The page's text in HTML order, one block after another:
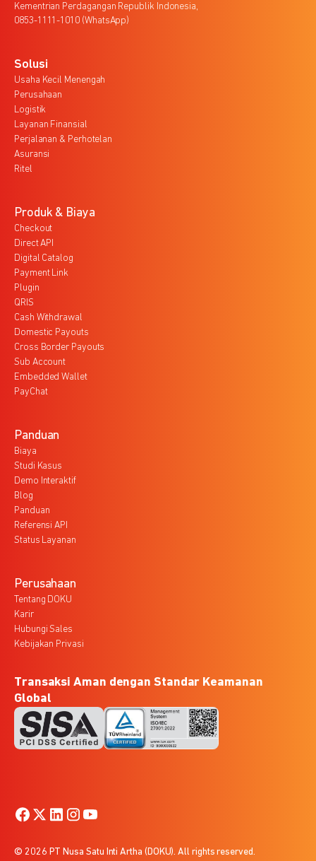
Kementrian Perdagangan Republik Indonesia,
0853-1111-1010 (WhatsApp)
Solusi
Usaha Kecil Menengah
Perusahaan
Logistik
Layanan Finansial
Perjalanan & Perhotelan
Asuransi
Ritel
Produk & Biaya
Checkout
Direct API
Digital Catalog
Payment Link
Plugin
QRIS
Cash Withdrawal
Domestic Payouts
Cross Border Payouts
Sub Account
Embedded Wallet
PayChat
Panduan
Biaya
Studi Kasus
Demo Interaktif
Blog
Panduan
Referensi API
Status Layanan
Perusahaan
Tentang DOKU
Karir
Hubungi Sales
Kebijakan Privasi
Transaksi Aman dengan Standar Keamanan
Global
© 2026 PT Nusa Satu Inti Artha (DOKU). All rights reserved.